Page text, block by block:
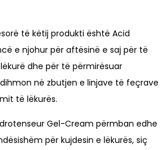
të këtij produkti është Acid
e njohur për aftësinë e saj për të
dhe për të përmirësuar
në zbutjen e linjave të feçrave
të lëkurës.
Gel-Cream përmban edhe
për kujdesin e lëkurës, siç